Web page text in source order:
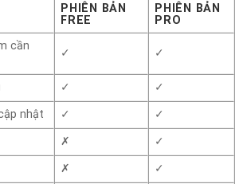
PHIÊN BẢN
FREE
PHIÊN BẢN
PRO
cần
✓ ✓
✓
✓
nhật
✓
✓
✗
✓
✗
✓